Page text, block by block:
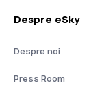
Despre eSky
Despre noi
Press Room